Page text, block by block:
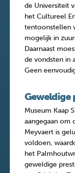
de Universiteit
het Cultureel
tentoonstellen
mogelijk in
Daarnaast
de vondsten in
Geen
Geweldige
Museum Kaap
aangegaan om
Meyvaert is
voldoen,
het
geweldige